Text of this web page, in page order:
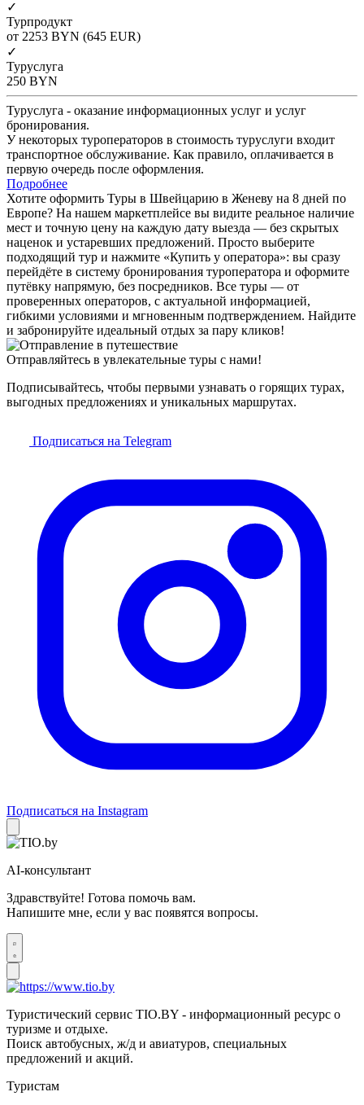
✓
Турпродукт
от 2253 BYN (645 EUR)
✓
Туруслуга
250 BYN
Туруслуга - оказание информационных услуг и услуг
бронирования.
У некоторых туроператоров в стоимость туруслуги входит
транспортное обслуживание. Как правило, оплачивается в
первую очередь после оформления.
Подробнее
Хотите оформить Туры в Швейцарию в Женеву на 8 дней по
Европе? На нашем маркетплейсе вы видите реальное наличие
мест и точную цену на каждую дату выезда — без скрытых
наценок и устаревших предложений. Просто выберите
подходящий тур и нажмите «Купить у оператора»: вы сразу
перейдёте в систему бронирования туроператора и оформите
путёвку напрямую, без посредников. Все туры — от
проверенных операторов, с актуальной информацией,
гибкими условиями и мгновенным подтверждением. Найдите
и забронируйте идеальный отдых за пару кликов!
Отправляйтесь в увлекательные туры с нами!
Подписывайтесь, чтобы первыми узнавать о горящих турах,
выгодных предложениях и уникальных маршрутах.
Подписаться на Telegram
Подписаться на Instagram
AI-консультант
Здравствуйте! Готова помочь вам.
Напишите мне, если у вас появятся вопросы.
Туристический сервис TIO.BY - информационный ресурс о
туризме и отдыхе.
Поиск автобусных, ж/д и авиатуров, специальных
предложений и акций.
Туристам